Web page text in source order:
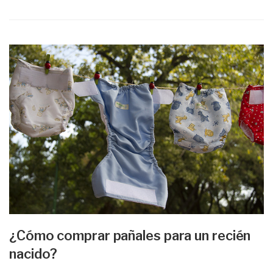
¿Cómo comprar pañales para un recién
nacido?